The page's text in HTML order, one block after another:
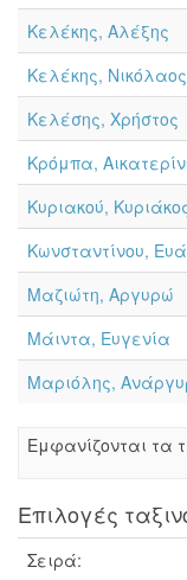
Κελέκης, Αλέξης
Κελέκης, Νικόλαος
Κελέσης, Χρήστος
Κρόμπα,
Κυριακού,
Κωνσταντίνου,
Μαζιώτη, Αργυρώ
Μάιντα, Ευγενία
Μαριόλης,
Eμφανίζονται τα
Επιλογές
Σειρά: